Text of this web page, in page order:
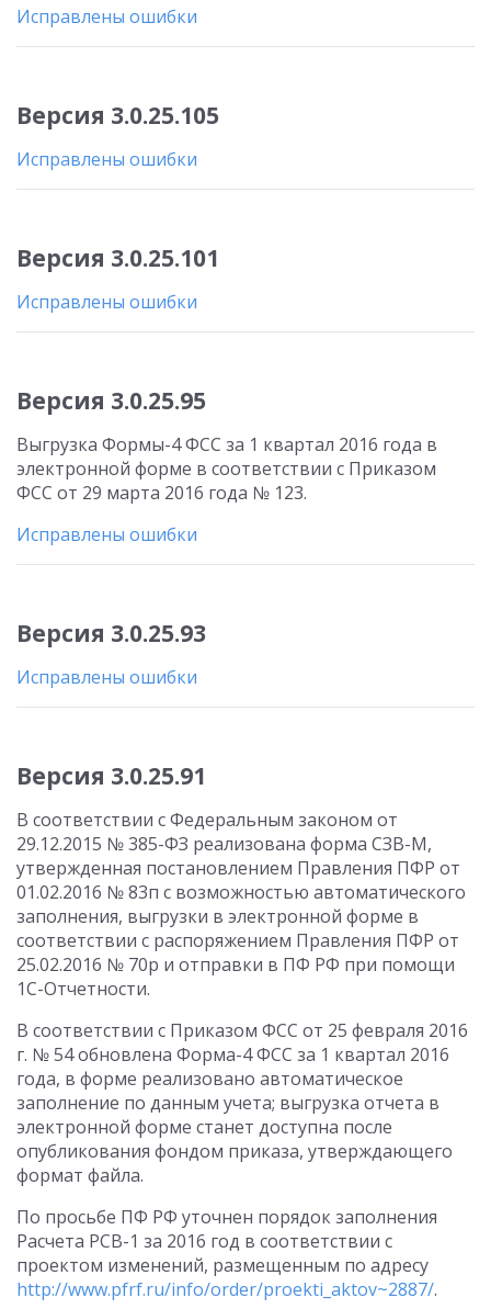
Исправлены ошибки
Версия 3.0.25.105
Исправлены ошибки
Версия 3.0.25.101
Исправлены ошибки
Версия 3.0.25.95
Выгрузка Формы-4 ФСС за 1 квартал 2016 года в
электронной форме в соответствии с Приказом
ФСС от 29 марта 2016 года № 123.
Исправлены ошибки
Версия 3.0.25.93
Исправлены ошибки
Версия 3.0.25.91
В соответствии с Федеральным законом от
29.12.2015 № 385-ФЗ реализована форма СЗВ-М,
утвержденная постановлением Правления ПФР от
01.02.2016 № 83п с возможностью автоматического
заполнения, выгрузки в электронной форме в
соответствии с распоряжением Правления ПФР от
25.02.2016 № 70р и отправки в ПФ РФ при помощи
1С-Отчетности.
В соответствии с Приказом ФСС от 25 февраля 2016
г. № 54 обновлена Форма-4 ФСС за 1 квартал 2016
года, в форме реализовано автоматическое
заполнение по данным учета; выгрузка отчета в
электронной форме станет доступна после
опубликования фондом приказа, утверждающего
формат файла.
По просьбе ПФ РФ уточнен порядок заполнения
Расчета РСВ-1 за 2016 год в соответствии с
проектом изменений, размещенным по адресу
http://www.pfrf.ru/info/order/proekti_aktov~2887/.